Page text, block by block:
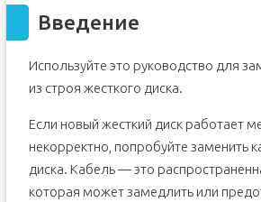
Шаг 2
Шаг 4
Шаг 5 Жесткий диск
Шаг 6
Шаг 7
Шаг 8
Шаг 9 Жесткий диск
Введение
Используйте это руководство для
из строя жесткого диска.
Если новый жесткий диск работает
некорректно, попробуйте заменить
диска. Кабель — это
которая может замедлить или